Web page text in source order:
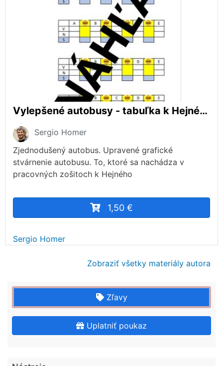
Vylepšené autobusy - tabuľka k Hejného metóde
Sergio Homer
Zjednodušený autobus. Upravené grafické
stvárnenie autobusu. To, ktoré sa nachádza v
pracovných zošitoch k Hejného
1,50 €
Sergio Homer
Zobraziť všetky materiály autora
Zľavy
Uplatniť poukaz